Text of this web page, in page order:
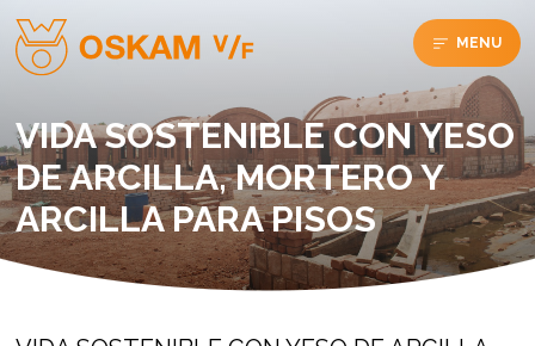
MENU
VIDA SOSTENIBLE CON YESO
DE ARCILLA, MORTERO Y
ARCILLA PARA PISOS